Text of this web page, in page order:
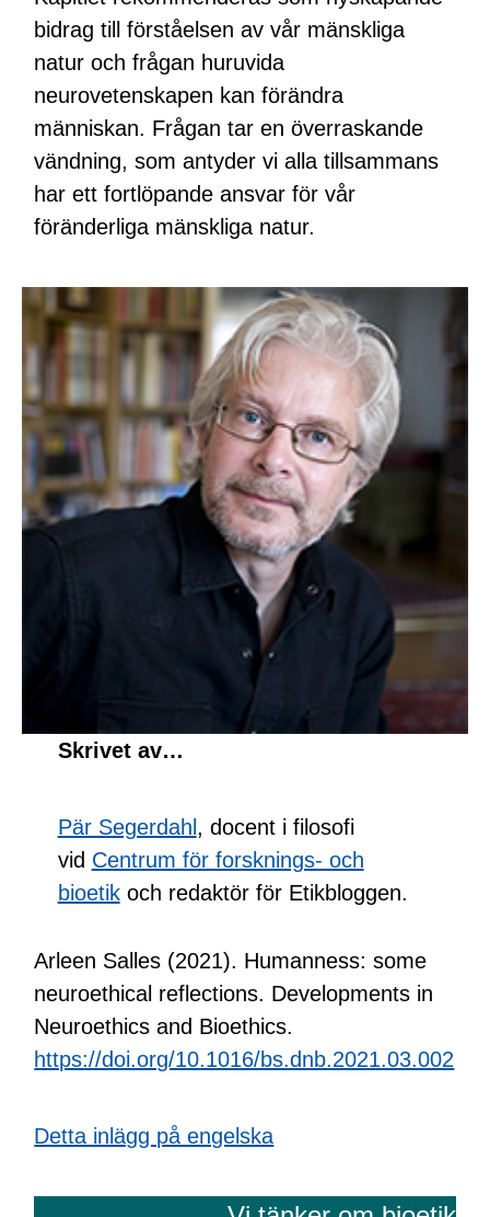
bidrag till förståelsen av vår mänskliga
natur och frågan huruvida
neurovetenskapen kan förändra
människan. Frågan tar en överraskande
vändning, som antyder vi alla tillsammans
har ett fortlöpande ansvar för vår
föränderliga mänskliga natur.
Skrivet av…
Pär Segerdahl , docent i filosofi
vid Centrum för forsknings- och
bioetikoch redaktör för Etikbloggen.
Arleen Salles (2021). Humanness: some
neuroethical reflections. Developments in
Neuroethics and Bioethics.
https://doi.org/10.1016/bs.dnb.2021.03.002
Detta inlägg på engelska